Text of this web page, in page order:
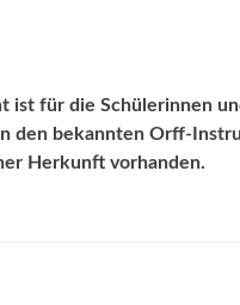
ist für die Schülerinnen
den bekannten Orff-
Herkunft vorhanden.